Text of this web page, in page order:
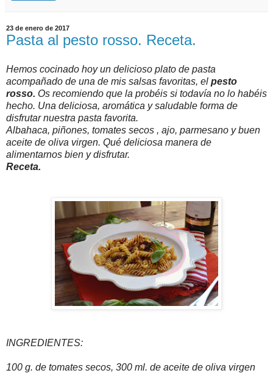
23 de enero de 2017
Pasta al pesto rosso. Receta.
Hemos cocinado hoy un delicioso plato de pasta
acompañado de una de mis salsas favoritas, el pesto
rosso. Os recomiendo que la probéis si todavía no lo habéis
hecho. Una deliciosa, aromática y saludable forma de
disfrutar nuestra pasta favorita.
Albahaca, piñones, tomates secos , ajo, parmesano y buen
aceite de oliva virgen. Qué deliciosa manera de
alimentarnos bien y disfrutar.
Receta.
INGREDIENTES:
100 g. de tomates secos, 300 ml. de aceite de oliva virgen